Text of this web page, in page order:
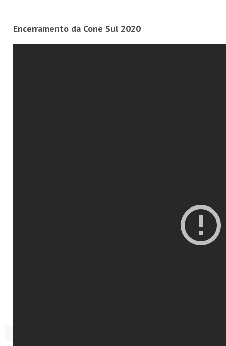
Encerramento da Cone Sul 2020